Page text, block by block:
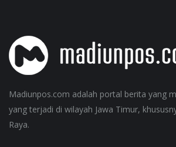
Madiunpos.com adalah portal berita yang
yang terjadi di wilayah Jawa Timur,
Raya.